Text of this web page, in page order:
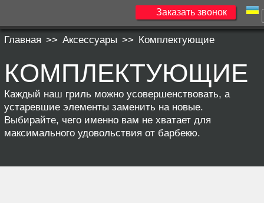
Заказать звонок
Главная >> Аксессуары >> Комплектующие
КОМПЛЕКТУЮЩИЕ
Каждый наш гриль можно усовершенствовать, а
устаревшие элементы заменить на новые.
Выбирайте, чего именно вам не хватает для
максимального удовольствия от барбекю.